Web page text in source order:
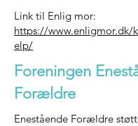
Link til Enlig mor:
https://www.enligmor.dk/
elp/
Foreningen
Forældre
Enestående Forældre